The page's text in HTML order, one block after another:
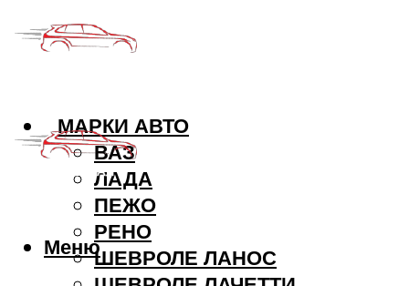
МАРКИ АВТО
ВАЗ
ЛАДА
ПЕЖО
РЕНО
ШЕВРОЛЕ ЛАНОС
Меню